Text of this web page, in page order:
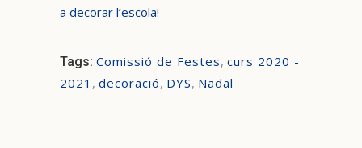
a decorar l’escola!
Tags: Comissió de Festes, curs 2020 -
2021 , decoració, DYS, Nadal